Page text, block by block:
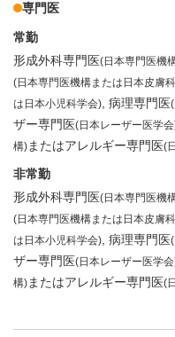
専門医
常勤
形成外科専門医(日本専門医機
(日本専門医機構または日本皮膚
は日本小児科学会) 病理専門医
ザー専門医(日本レーザー医学
構)またはアレルギー専門医(
非常勤
形成外科専門医(日本専門医機
(日本専門医機構または日本皮膚
は日本小児科学会) 病理専門医
ザー専門医(日本レーザー医学
構)またはアレルギー専門医(